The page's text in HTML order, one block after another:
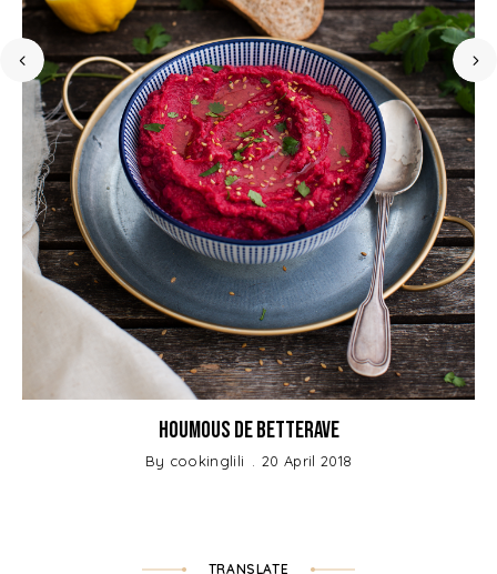
Houmous de betterave
By cookinglili 20 April 2018
TRANSLATE